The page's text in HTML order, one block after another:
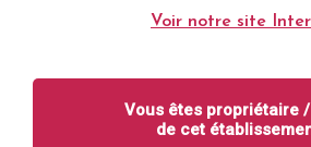
Voir notre site
Vous êtes propriétaire
de cet